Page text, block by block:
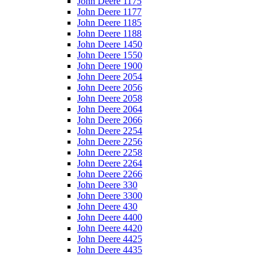
John Deere 1177
John Deere 1185
John Deere 1188
John Deere 1450
John Deere 1550
John Deere 1900
John Deere 2054
John Deere 2056
John Deere 2058
John Deere 2064
John Deere 2066
John Deere 2254
John Deere 2256
John Deere 2258
John Deere 2264
John Deere 2266
John Deere 330
John Deere 3300
John Deere 430
John Deere 4400
John Deere 4420
John Deere 4425
John Deere 4435